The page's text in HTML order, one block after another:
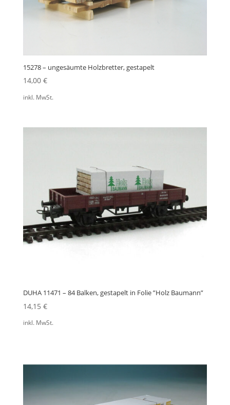
15278 – ungesäumte Holzbretter, gestapelt
14,00 €
inkl. MwSt.
DUHA 11471 – 84 Balken, gestapelt in Folie ”Holz Baumann”
14,15 €
inkl. MwSt.